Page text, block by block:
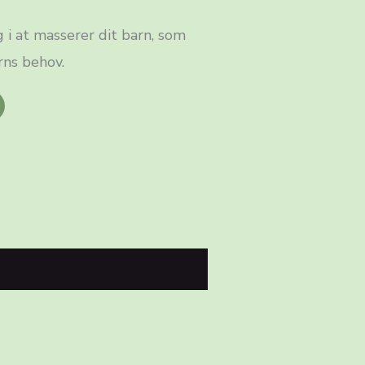
i at masserer dit barn, som
behov.